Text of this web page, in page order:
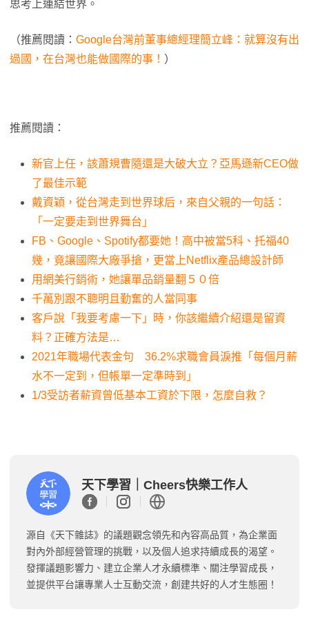
思考上連結世界。
（推薦閱讀： Google台灣前董事總經理簡立峰：就算沒有出
過國，在台灣也能做國際的事！ ）
推薦閱讀：
新官上任，該蕭規曹隨還是大破大立？亞馬遜新CEO做
了最佳示範
戴資穎，從台灣走到世界球后，來自父親的一句話：
「一定要走到世界舞台」
FB、Google、Spotify都要她！高中被當5科、托福40
幾，竟讓國際大廠爭搶，更當上Netflix產品總設計師
用網美行銷術，她讓單品銷量翻５０倍
千萬別跟不聰明且勤奮的人當同事
客戶說「我要考慮一下」時，你該繼續介紹還是留資
料？正確方法是…
2021年職場代表金句 36.2%求職會員淚推「每個月薪
水不一定到，但帳單一定準時到」
1/3受訪者薪資曾低基本工資於下限，怎麼自救？
天下學習｜Cheers快樂工作人
源自《天下雜誌》的議題觀念領先和內容高品質，為企業面
對內外部經營管理的挑戰，以及個人追求持續成長的渴望。
發揮議題影響力、建立企業人才永續標準、關注學習成長，
並提供平台讓專業人士互動交流，創建共好的人才生態圈！